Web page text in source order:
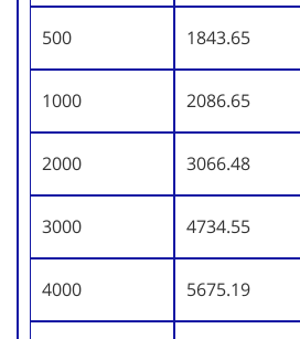
500 1843.65
1000 2086.65
2000 3066.48
3000 4734.55
4000 5675.19